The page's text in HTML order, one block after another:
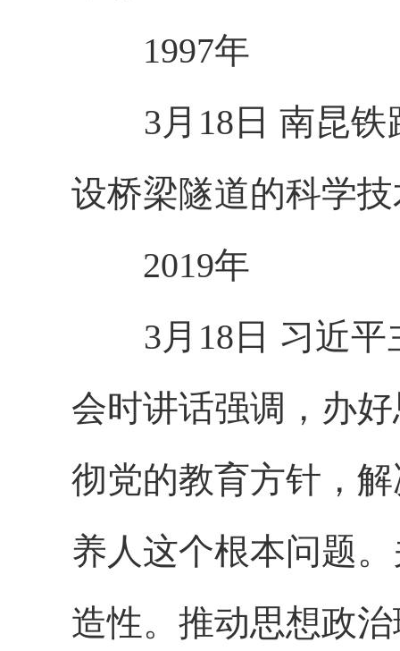
1997年
3月18日 南昆铁
设桥梁隧道的科学
2019年
3月18日 习近平
会时讲话强调，办
彻党的教育方针，
养人这个根本问题
造性。推动思想政